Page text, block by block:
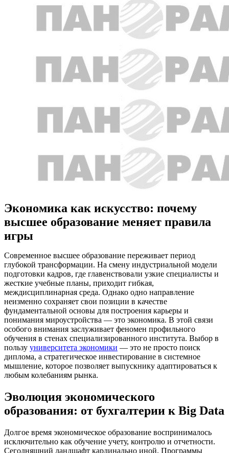
Экономика как искусство: почему
высшее образование меняет правила
игры
Современное высшее образование переживает период
глубокой трансформации. На смену индустриальной модели
подготовки кадров, где главенствовали узкие специалисты и
жесткие учебные планы, приходит гибкая,
междисциплинарная среда. Однако одно направление
неизменно сохраняет свои позиции в качестве
фундаментальной основы для построения карьеры и
понимания мироустройства — это экономика. В этой связи
особого внимания заслуживает феномен профильного
обучения в стенах специализированного института. Выбор в
пользу университета экономики — это не просто поиск
диплома, а стратегическое инвестирование в системное
мышление, которое позволяет выпускнику адаптироваться к
любым колебаниям рынка.
Эволюция экономического
образования: от бухгалтерии к Big Data
Долгое время экономическое образование воспринималось
исключительно как обучение учету, контролю и отчетности.
Сегодняшний ландшафт кардинально иной. Программы